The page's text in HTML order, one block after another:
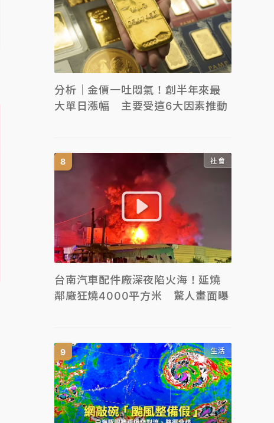
分析｜金價一吐悶氣！創半年來最
大單日漲幅 主要受這6大因素推動
社會
台南汽車配件廠深夜陷火海！延燒
鄰廠狂燒4000平方米 驚人畫面曝
生活